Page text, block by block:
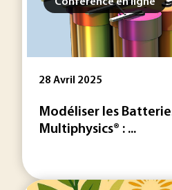
28 Avril 2025
Modéliser les
Multiphysics® : ...